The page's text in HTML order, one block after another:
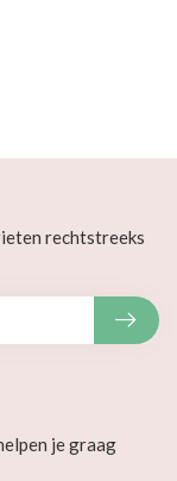
je graag
rechtstreeks